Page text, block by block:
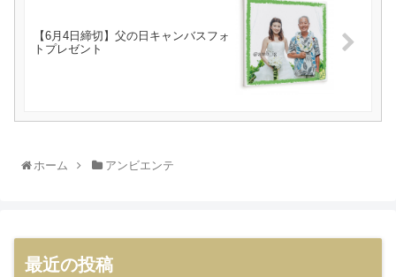
【6月4日締切】父の日キャンバスフォ
トプレゼント
ホーム アンビエンテ
最近の投稿